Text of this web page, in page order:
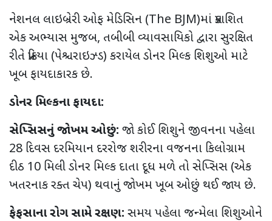
નેશનલ લાઇબ્રેરી ઓફ મેડિસિન (The BJM)માં પ્રકાશિત
એક અભ્યાસ મુજબ, તબીબી વ્યાવસાયિકો દ્વારા સુરક્ષિત
રીતે પ્રક્રિયા (પેશ્ચરાઇઝ્ડ) કરાયેલ ડોનર મિલ્ક શિશુઓ માટે
ખૂબ ફાયદાકારક છે.
ડોનર મિલ્કના ફાયદા:
સેપ્સિસનું જોખમ ઓછું: જો કોઈ શિશુને જીવનના પહેલા
28 દિવસ દરમિયાન દરરોજ શરીરના વજનના કિલોગ્રામ
દીઠ 10 મિલી ડોનર મિલ્ક દાતા દૂધ મળે તો સેપ્સિસ (એક
ખતરનાક રક્ત ચેપ) થવાનું જોખમ ખૂબ ઓછું થઈ જાય છે.
ફેફસાના રોગ સામે રક્ષણ: સમય પહેલા જન્મેલા શિશુઓને